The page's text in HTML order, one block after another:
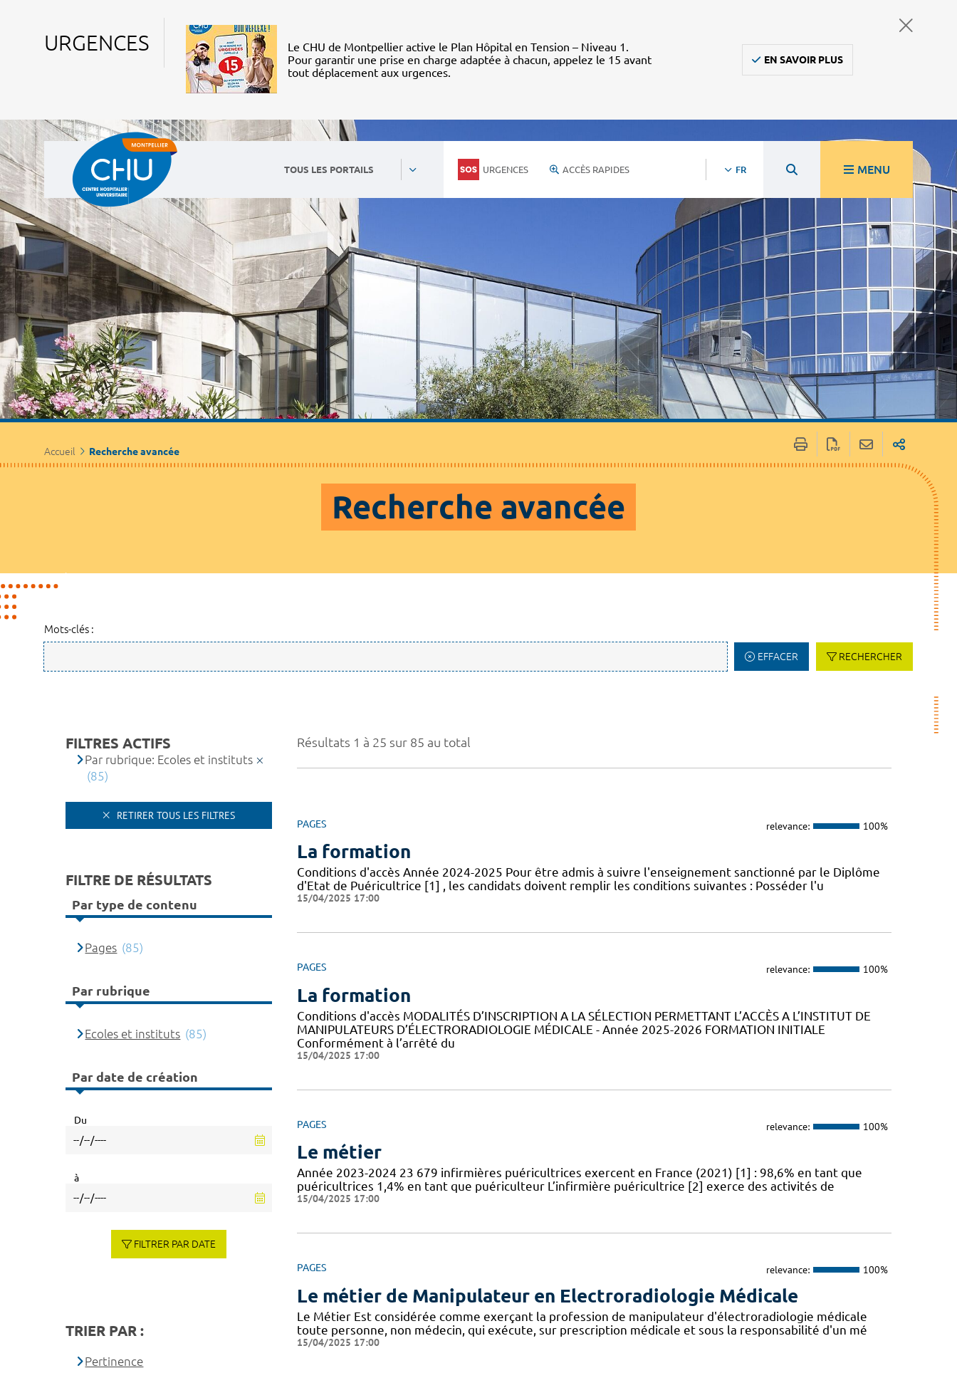
URGENCES
Le CHU de Montpellier active le Plan Hôpital en Tension – Niveau 1.
Pour garantir une prise en charge adaptée à chacun, appelez le 15 avant
tout déplacement aux urgences.
EN SAVOIR PLUS
TOUS LES PORTAILS URGENCES ACCÈS RAPIDES FR MENU
Accueil Recherche avancée
Recherche avancée
Mots-clés :
EFFACER RECHERCHER
Résultats 1 à 25 sur 85 au total
PAGES relevance: 100%
La formation
Conditions d'accès Année 2024-2025 Pour être admis à suivre l'enseignement sanctionné par le Diplôme
d'Etat de Puéricultrice [1] , les candidats doivent remplir les conditions suivantes : Posséder l'u
15/04/2025 17:00
PAGES relevance: 100%
La formation
Conditions d'accès MODALITÉS D’INSCRIPTION A LA SÉLECTION PERMETTANT L’ACCÈS A L’INSTITUT DE
MANIPULATEURS D’ÉLECTRORADIOLOGIE MÉDICALE - Année 2025-2026 FORMATION INITIALE
Conformément à l’arrêté du
15/04/2025 17:00
PAGES relevance: 100%
Le métier
Année 2023-2024 23 679 infirmières puéricultrices exercent en France (2021) [1] : 98,6% en tant que
puéricultrices 1,4% en tant que puériculteur L’infirmière puéricultrice [2] exerce des activités de
15/04/2025 17:00
PAGES relevance: 100%
Le métier de Manipulateur en Electroradiologie Médicale
Le Métier Est considérée comme exerçant la profession de manipulateur d'électroradiologie médicale
toute personne, non médecin, qui exécute, sur prescription médicale et sous la responsabilité d'un mé
15/04/2025 17:00
FILTRES ACTIFS
Par rubrique: Ecoles et instituts
(85)
RETIRER TOUS LES FILTRES
FILTRE DE RÉSULTATS
Par type de contenu
Pages (85)
Par rubrique
Ecoles et instituts (85)
Par date de création
Du
à
FILTRER PAR DATE
TRIER PAR :
Pertinence